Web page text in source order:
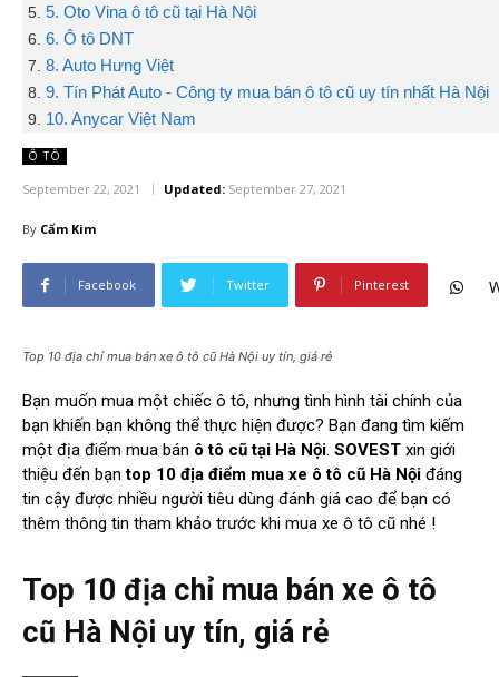
5. Oto Vina ô tô cũ tại Hà Nội
6. Ô tô DNT
8. Auto Hưng Việt
9. Tín Phát Auto - Công ty mua bán ô tô cũ uy tín nhất Hà Nội
10. Anycar Việt Nam
Ô TÔ
September 22, 2021 Updated: September 27, 2021
By Cẩm Kim
Facebook Twitter Pinterest
Top 10 địa chỉ mua bán xe ô tô cũ Hà Nội uy tín, giá rẻ
Bạn muốn mua một chiếc ô tô, nhưng tình hình tài chính của
bạn khiến bạn không thể thực hiện được? Bạn đang tìm kiếm
một địa điểm mua bán ô tô cũ tại Hà Nội. SOVEST xin giới
thiệu đến bạntop 10 địa điểm mua xe ô tô cũ Hà Nội đáng
tin cậy được nhiều người tiêu dùng đánh giá cao để bạn có
thêm thông tin tham khảo trước khi mua xe ô tô cũ nhé !
Top 10 địa chỉ mua bán xe ô tô
cũ Hà Nội uy tín, giá rẻ